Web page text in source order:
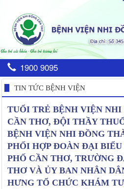
1900 9095
TIN TỨC BỆNH VIỆN
TUỔI TRẺ BỆNH VIỆN
CẦN THƠ, ĐỘI THẦY
BỆNH VIỆN NHI ĐỒNG
PHỐI HỢP ĐOÀN ĐẠI
PHỐ CẦN THƠ, TRƯỜNG
THƠ VÀ ỦY BAN NHÂN
HƯNG TỔ CHỨC KHÁM